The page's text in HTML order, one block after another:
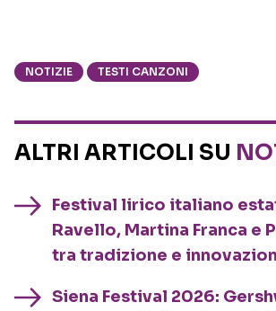
NOTIZIE TESTI CANZONI
ALTRI ARTICOLI SU
Festival lirico italiano
Ravello, Martina Franca e
tra tradizione e
Siena Festival 2026: